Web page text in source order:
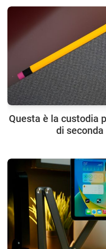
Questa è la custodia
di